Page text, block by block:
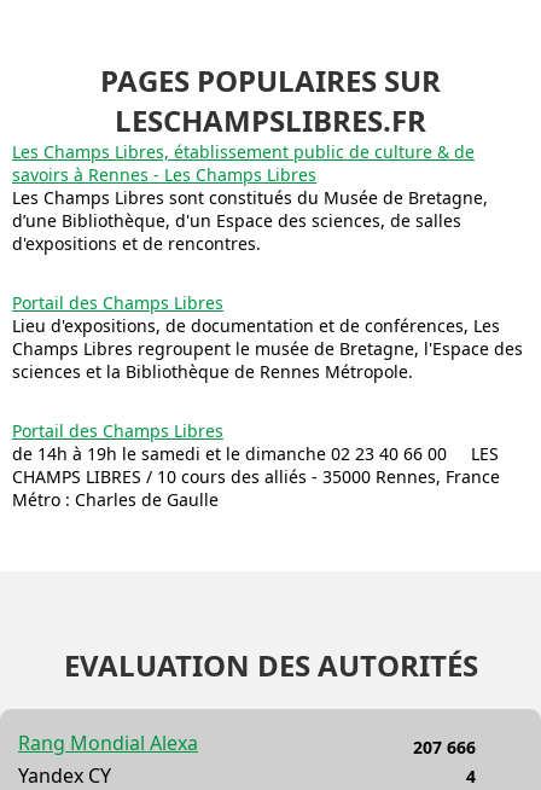
PAGES POPULAIRES SUR
LESCHAMPSLIBRES.FR
Les Champs Libres, établissement public de culture & de
savoirs à Rennes - Les Champs Libres
Les Champs Libres sont constitués du Musée de Bretagne,
d’une Bibliothèque, d'un Espace des sciences, de salles
d'expositions et de rencontres.
Portail des Champs Libres
Lieu d'expositions, de documentation et de conférences, Les
Champs Libres regroupent le musée de Bretagne, l'Espace des
sciences et la Bibliothèque de Rennes Métropole.
Portail des Champs Libres
de 14h à 19h le samedi et le dimanche 02 23 40 66 00 LES
CHAMPS LIBRES / 10 cours des alliés - 35000 Rennes, France
Métro : Charles de Gaulle
EVALUATION DES AUTORITÉS
Rang Mondial Alexa
Yandex CY
207 666
4